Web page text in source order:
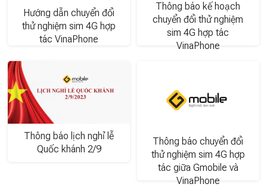
Hướng dẫn chuyển đổi
thử nghiệm sim 4G hợp
tác VinaPhone
Thông báo kế hoạch
chuyển đổi thử nghiệm
sim 4G hợp tác
VinaPhone
Thông báo lịch nghỉ lễ
Quốc khánh 2/9
Thông báo chuyển đổi
thử nghiệm sim 4G hợp
tác giữa Gmobile và
VinaPhone